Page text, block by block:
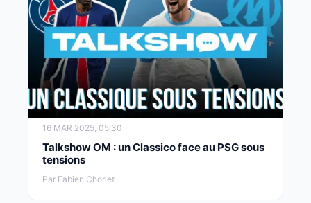
16 MAR 2025, 05:30
Talkshow OM : un Classico face au PSG sous
tensions
Par Fabien Chorlet